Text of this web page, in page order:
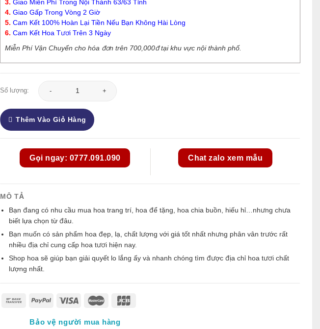
3. Giao Miễn Phí Trong Nội Thành 63/63 Tỉnh
4. Giao Gấp Trong Vòng 2 Giờ
5. Cam Kết 100% Hoàn Lại Tiền Nếu Bạn Không Hài Lòng
6. Cam Kết Hoa Tươi Trên 3 Ngày
Miễn Phí Vận Chuyển cho hóa đơn trên 700,000đ tại khu vực nội thành phố.
Số lượng:
Hoa Tình Yêu - HTY198 số lượng
Thêm Vào Giỏ Hàng
Gọi ngay: 0777.091.090 Chat zalo xem mẫu
MÔ TẢ
Bạn đang có nhu cầu mua hoa trang trí, hoa để tặng, hoa chia buồn, hiếu hỉ…nhưng chưa
biết lựa chọn từ đâu.
Bạn muốn có sản phẩm hoa đẹp, lạ, chất lượng với giá tốt nhất nhưng phân vân trước rất
nhiều địa chỉ cung cấp hoa tươi hiện nay.
Shop hoa sẽ giúp bạn giải quyết lo lắng ấy và nhanh chóng tìm được địa chỉ hoa tươi chất
lượng nhất.
Bảo vệ người mua hàng